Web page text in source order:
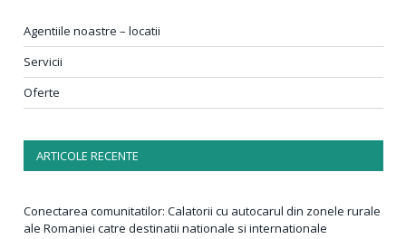
Agentiile noastre – locatii
Servicii
Oferte
ARTICOLE RECENTE
Conectarea comunitatilor: Calatorii cu autocarul din zonele rurale
ale Romaniei catre destinatii nationale si internationale